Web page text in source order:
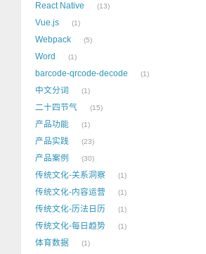
React Native 13
Vue.js 1
Webpack 5
Word 1
barcode-qrcode-decode 1
中文分词 1
二十四节气 15
产品功能 1
产品实践 23
产品案例 30
传统文化-关系洞察 1
传统文化-内容运营 1
传统文化-历法日历 1
传统文化-每日趋势 1
体育数据 1